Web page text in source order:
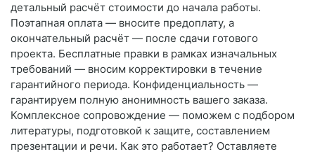
детальный расчёт стоимости до начала работы.
Поэтапная оплата — вносите предоплату, а
окончательный расчёт — после сдачи готового
проекта. Бесплатные правки в рамках изначальных
требований — вносим корректировки в течение
гарантийного периода. Конфиденциальность —
гарантируем полную анонимность вашего заказа.
Комплексное сопровождение — поможем с подбором
литературы, подготовкой к защите, составлением
презентации и речи. Как это работает? Оставляете